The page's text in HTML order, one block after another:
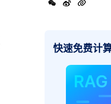
快速免费计